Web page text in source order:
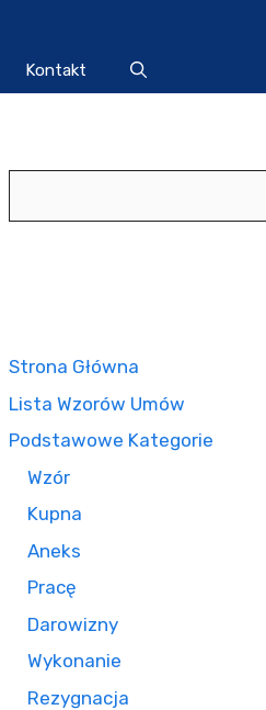
Kontakt
Strona Główna
Lista Wzorów Umów
Podstawowe Kategorie
Wzór
Kupna
Aneks
Pracę
Darowizny
Wykonanie
Rezygnacja